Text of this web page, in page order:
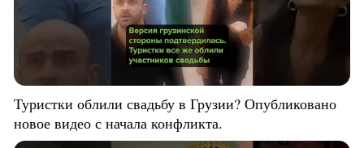
Туристки облили свадьбу в Грузии? Опубликовано
новое видео с начала конфликта.